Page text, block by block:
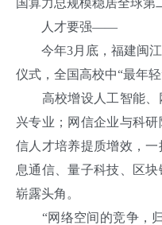
国算力总规模稳居全球第
人才要强——
今年3月底，福建闽
仪式，全国高校中“最年
高校增设人工智能
兴专业；网信企业与科
信人才培养提质增效，
息通信、量子科技、区
崭露头角。
“网络空间的竞争，